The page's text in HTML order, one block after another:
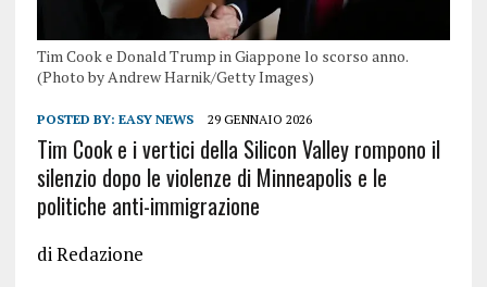
Tim Cook e Donald Trump in Giappone lo scorso anno.
(Photo by Andrew Harnik/Getty Images)
POSTED BY: EASY NEWS 29 GENNAIO 2026
Tim Cook e i vertici della Silicon Valley rompono il
silenzio dopo le violenze di Minneapolis e le
politiche anti-immigrazione
di Redazione